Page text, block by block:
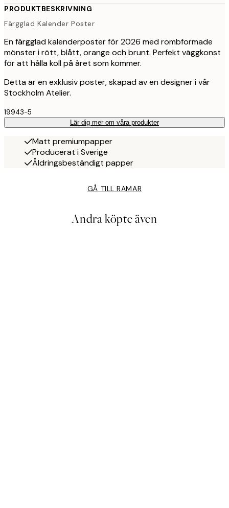
PRODUKTBESKRIVNING
Färgglad Kalender Poster
En färgglad kalenderposter för 2026 med rombformade
mönster i rött, blått, orange och brunt. Perfekt väggkonst
för att hålla koll på året som kommer.
Detta är en exklusiv poster, skapad av en designer i vår
Stockholm Atelier.
19943-5
Lär dig mer om våra produkter
Matt premiumpapper
Producerat i Sverige
Åldringsbeständigt papper
GÅ TILL RAMAR
Andra köpte även